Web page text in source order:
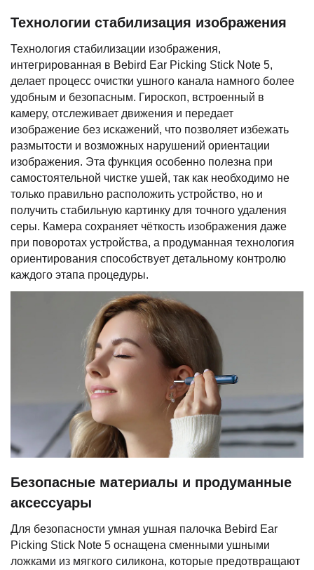
Технологии стабилизация изображения
Технология стабилизации изображения,
интегрированная в Bebird Ear Picking Stick Note 5,
делает процесс очистки ушного канала намного более
удобным и безопасным. Гироскоп, встроенный в
камеру, отслеживает движения и передает
изображение без искажений, что позволяет избежать
размытости и возможных нарушений ориентации
изображения. Эта функция особенно полезна при
самостоятельной чистке ушей, так как необходимо не
только правильно расположить устройство, но и
получить стабильную картинку для точного удаления
серы. Камера сохраняет чёткость изображения даже
при поворотах устройства, а продуманная технология
ориентирования способствует детальному контролю
каждого этапа процедуры.
Безопасные материалы и продуманные
аксессуары
Для безопасности умная ушная палочка Bebird Ear
Picking Stick Note 5 оснащена сменными ушными
ложками из мягкого силикона, которые предотвращают